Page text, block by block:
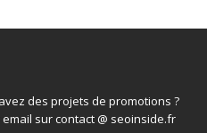
des projets de promotions ?
sur contact @ seoinside.fr